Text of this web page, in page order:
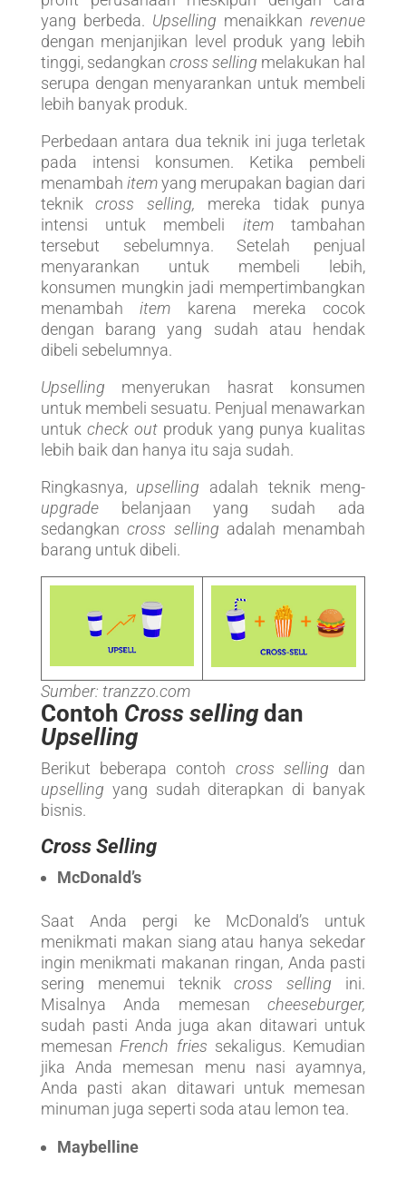
yang berbeda. Upselling menaikkanrevenue
dengan menjanjikan level produk yang lebih
tinggi, sedangkan cross selling melakukan hal
serupa dengan menyarankan untuk membeli
lebih banyak produk.
Perbedaan antara dua teknik ini juga terletak
pada intensi konsumen. Ketika pembeli
menambah itemyang merupakan bagian dari
teknikcross selling, mereka tidak punya
intensi untuk membeli itemtambahan
tersebut sebelumnya. Setelah penjual
menyarankan untuk membeli lebih,
konsumen mungkin jadi mempertimbangkan
menambahitem karena mereka cocok
dengan barang yang sudah atau hendak
dibeli sebelumnya.
Upselling menyerukan hasrat konsumen
untuk membeli sesuatu. Penjual menawarkan
untuk check outproduk yang punya kualitas
lebih baik dan hanya itu saja sudah.
Ringkasnya, upselling adalah teknik meng-
upgradebelanjaan yang sudah ada
sedangkancross selling adalah menambah
barang untuk dibeli.
Sumber: tranzzo.com
Contoh Cross sellingdan
Upselling
Berikut beberapa contoh cross selling dan
upselling yang sudah diterapkan di banyak
bisnis.
Cross Selling
McDonald’s
Saat Anda pergi ke McDonald’s untuk
menikmati makan siang atau hanya sekedar
ingin menikmati makanan ringan, Anda pasti
sering menemui teknikcross selling ini.
Misalnya Anda memesancheeseburger,
sudah pasti Anda juga akan ditawari untuk
memesan French fries sekaligus. Kemudian
jika Anda memesan menu nasi ayamnya,
Anda pasti akan ditawari untuk memesan
minuman juga seperti soda atau lemon tea.
Maybelline